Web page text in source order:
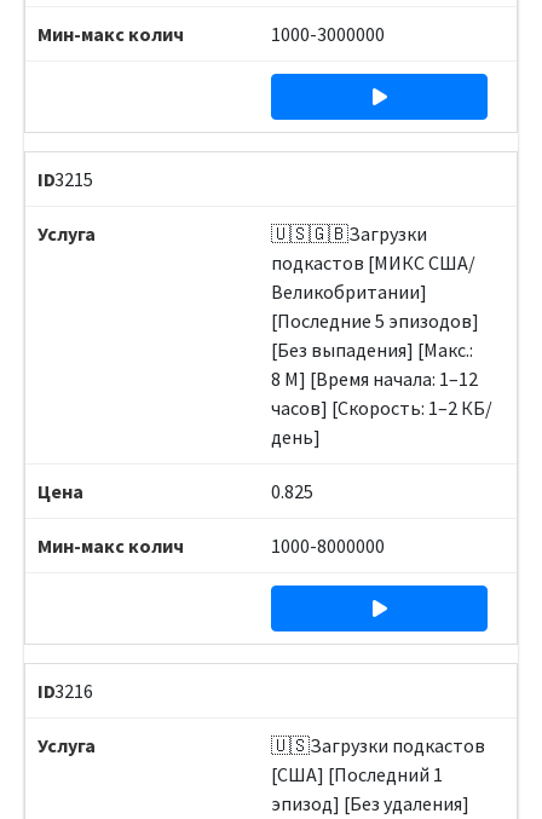
1000-3000000
3215
🇺🇸🇬🇧Загрузки
подкастов [МИКС США/
Великобритании]
[Последние 5 эпизодов]
[Без выпадения] [Макс.:
8 M] [Время начала: 1–12
часов] [Скорость: 1–2 КБ/
день]
0.825
1000-8000000
3216
🇺🇸Загрузки подкастов
[США] [Последний 1
эпизод] [Без удаления]